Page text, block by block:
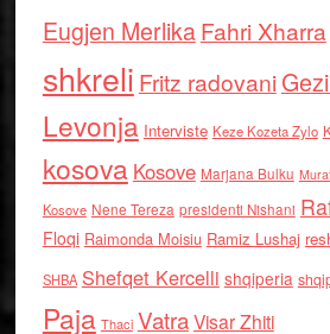
Eugjen MerlikaFahri Xharra
shkreli Fritz radovani
Levonja Interviste Keze Kozeta Zylo
kosova Kosove Marjana Bulku
Kosove Nene Tereza presidenti Nishani
Floqi Raimonda Moisiu Ramiz Lushaj
SHBA Shefqet Kercelli shqiperia
Paja Thaci VatraVisar Zhiti